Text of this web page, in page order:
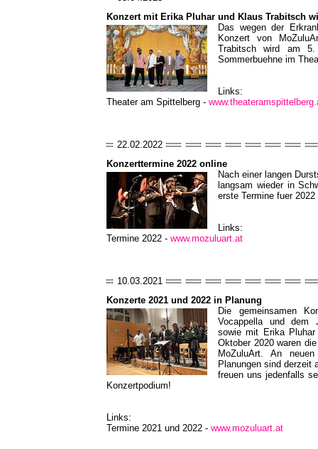
Konzert mit Erika Pluhar und Klaus Trabitsch
Das wegen der
Konzert von
Trabitsch wird am
Sommerbuehne im
Links:
Theater am Spittelberg -
22.02.2022
Konzerttermine 2022 online
Nach einer langen
langsam wieder in
erste Termine fuer
Links:
Termine 2022 - www.mozuluart.at
10.03.2021
Konzerte 2021 und 2022 in Planung
Die gemeinsamen
Vocappella und dem
sowie mit Erika
Oktober 2020 waren
MoZuluArt. An
Planungen sind derzeit
freuen uns jedenfalls
Konzertpodium!
Links:
Termine 2021 und 2022 - www.mozuluart.at